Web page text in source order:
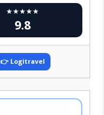
★★★★★
9.8
👉 Logitravel